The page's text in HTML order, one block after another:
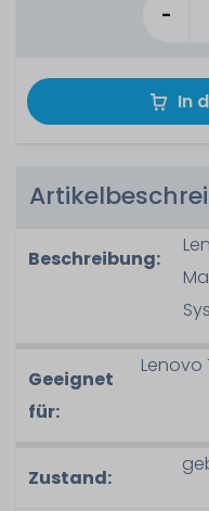
-
In
Beschreibung:
Geeignet
für:
Lenovo
Zustand: